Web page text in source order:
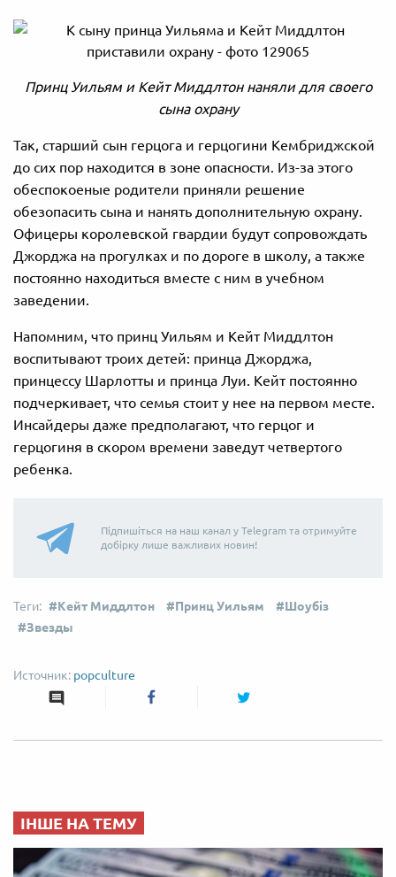
Принц Уильям и Кейт Миддлтон наняли для своего
сына охрану
Так, старший сын герцога и герцогини Кембриджской
до сих пор находится в зоне опасности. Из-за этого
обеспокоеные родители приняли решение
обезопасить сына и нанять дополнительную охрану.
Офицеры королевской гвардии будут сопровождать
Джорджа на прогулках и по дороге в школу, а также
постоянно находиться вместе с ним в учебном
заведении.
Напомним, что принц Уильям и Кейт Миддлтон
воспитывают троих детей: принца Джорджа,
принцессу Шарлотты и принца Луи. Кейт постоянно
подчеркивает, что семья стоит у нее на первом месте.
Инсайдеры даже предполагают, что герцог и
герцогиня в скором времени заведут четвертого
ребенка.
Підпишіться на наш канал у Telegram та отримуйте
добірку лише важливих новин!
Кейт Миддлтон Принц Уильям
Шоубіз
Звезды
popculture
ІНШЕ НА ТЕМУ